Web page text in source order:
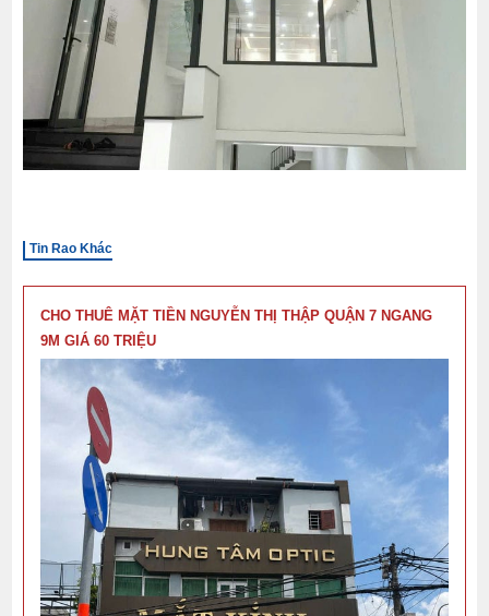
Tin Rao Khác
CHO THUÊ MẶT TIỀN NGUYỄN THỊ THẬP QUẬN 7 NGANG
9M GIÁ 60 TRIỆU